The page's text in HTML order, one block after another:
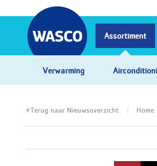
Assortiment
Verwarming
Terug naar Nieuwsoverzicht Home